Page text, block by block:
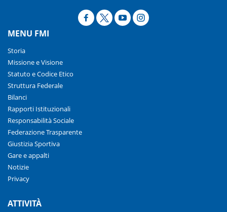
MENU FMI
Storia
Missione e Visione
Statuto e Codice Etico
Struttura Federale
Bilanci
Rapporti Istituzionali
Responsabilità Sociale
Federazione Trasparente
Giustizia Sportiva
Gare e appalti
Notizie
Privacy
ATTIVITÀ